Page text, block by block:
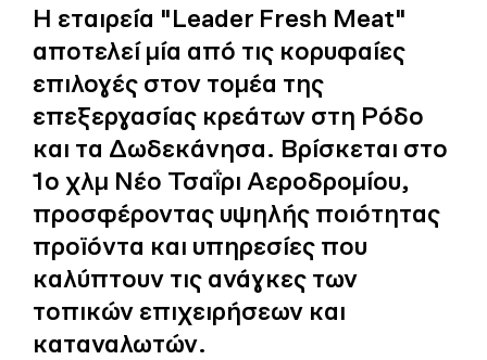
Η εταιρεία "Leader Fresh Meat"
αποτελεί μία από τις κορυφαίες
επιλογές στον τομέα της
επεξεργασίας κρεάτων στη Ρόδο
και τα Δωδεκάνησα. Βρίσκεται στο
1ο χλμ Νέο Τσαΐρι Αεροδρομίου,
προσφέροντας υψηλής ποιότητας
προϊόντα και υπηρεσίες που
καλύπτουν τις ανάγκες των
τοπικών επιχειρήσεων και
καταναλωτών.